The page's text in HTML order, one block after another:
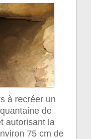
à recréer un
de
autorisant la
75 cm de